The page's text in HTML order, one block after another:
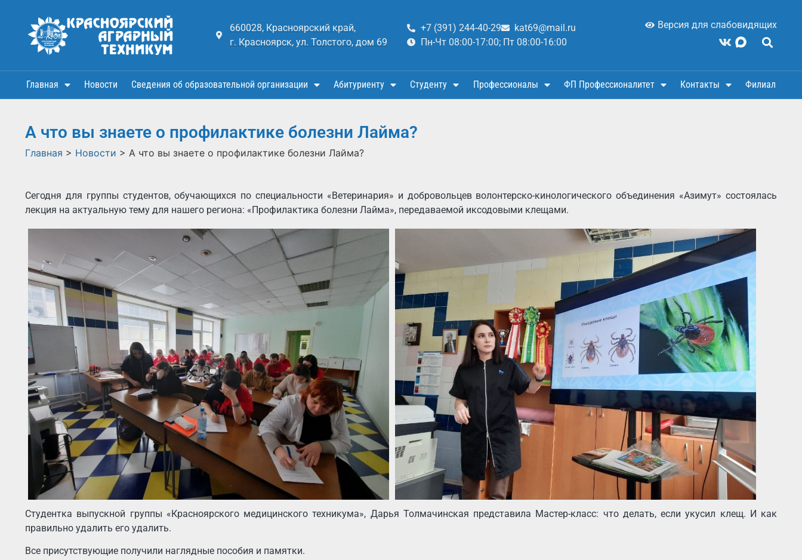
660028, Красноярский край,
г. Красноярск, ул. Толстого, дом 69
+7 (391) 244-40-29
kat69@mail.ru
Пн-Чт 08:00-17:00; Пт 08:00-16:00
Версия для слабовидящих
Главная Новости Сведения об образовательной организации Абитуриенту Студенту Профессионалы ФП Профессионалитет Контакты Филиал
А что вы знаете о профилактике болезни Лайма?
Главная > Новости > А что вы знаете о профилактике болезни Лайма?
Сегодня для группы студентов, обучающихся по специальности «Ветеринария» и добровольцев волонтерско-кинологического объединения «Азимут» состоялась
лекция на актуальную тему для нашего региона: «Профилактика болезни Лайма», передаваемой иксодовыми клещами.
Студентка выпускной группы «Красноярского медицинского техникума», Дарья Толмачинская представила Мастер-класс: что делать, если укусил клещ. И как
правильно удалить его удалить.
Все присутствующие получили наглядные пособия и памятки.